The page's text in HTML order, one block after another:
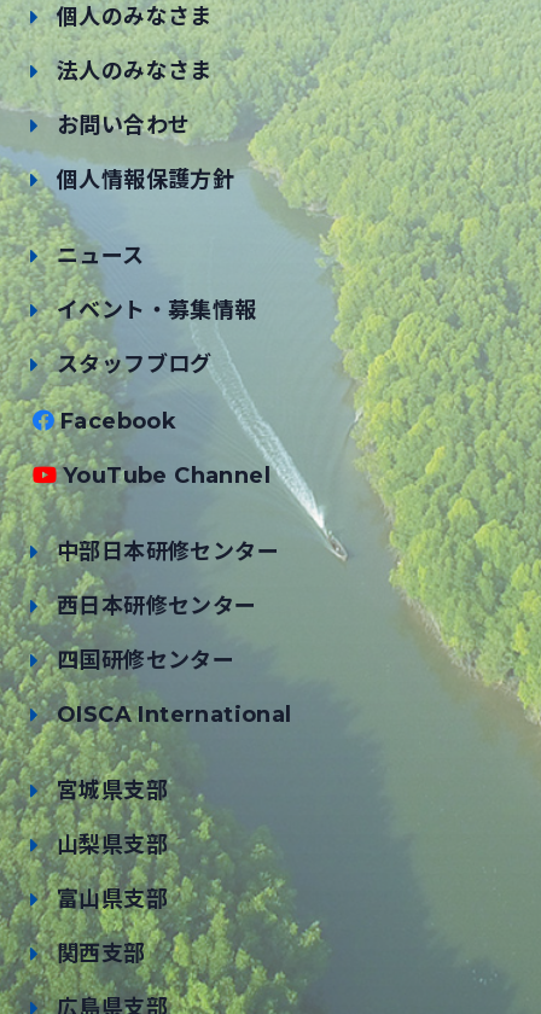
個人のみなさま
法人のみなさま
お問い合わせ
個人情報保護方針
ニュース
イベント・募集情報
スタッフブログ
Facebook
YouTube Channel
中部日本研修センター
西日本研修センター
四国研修センター
OISCA International
宮城県支部
山梨県支部
富山県支部
関西支部
広島県支部